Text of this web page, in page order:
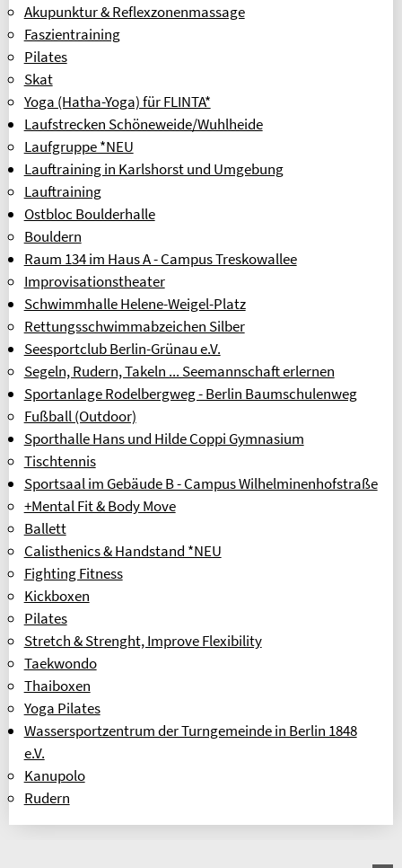
Akupunktur & Reflexzonenmassage
Faszientraining
Pilates
Skat
Yoga (Hatha-Yoga) für FLINTA*
Laufstrecken Schöneweide/Wuhlheide
Laufgruppe *NEU
Lauftraining in Karlshorst und Umgebung
Lauftraining
Ostbloc Boulderhalle
Bouldern
Raum 134 im Haus A - Campus Treskowallee
Improvisationstheater
Schwimmhalle Helene-Weigel-Platz
Rettungsschwimmabzeichen Silber
Seesportclub Berlin-Grünau e.V.
Segeln, Rudern, Takeln ... Seemannschaft erlernen
Sportanlage Rodelbergweg - Berlin Baumschulenweg
Fußball (Outdoor)
Sporthalle Hans und Hilde Coppi Gymnasium
Tischtennis
Sportsaal im Gebäude B - Campus Wilhelminenhofstraße
+Mental Fit & Body Move
Ballett
Calisthenics & Handstand *NEU
Fighting Fitness
Kickboxen
Pilates
Stretch & Strenght, Improve Flexibility
Taekwondo
Thaiboxen
Yoga Pilates
Wassersportzentrum der Turngemeinde in Berlin 1848
e.V.
Kanupolo
Rudern